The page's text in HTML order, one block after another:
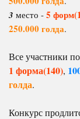
3 место - 5
250.000 голда.
Все участники
1 форма(140),
голда.
Конкурс